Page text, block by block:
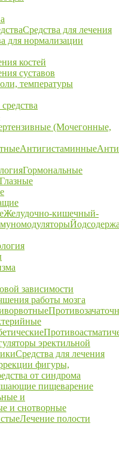
Средства для лечения
для нормализации
костей
суставов
температуры
(Мочегонные,
Антигистаминные
Гормональные
Глазные
Желудочно-кишечный-
зависимости
работы мозга
эректильной
Средства для лечения
фигуры,
от синдрома
пищеварение
и
и снотворные
Лечение полости